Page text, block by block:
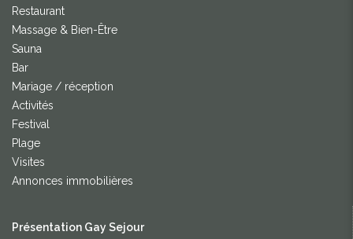
Restaurant
Massage & Bien-Être
Sauna
Bar
Mariage / réception
Activités
Festival
Plage
Visites
Annonces immobilières
Présentation Gay Sejour